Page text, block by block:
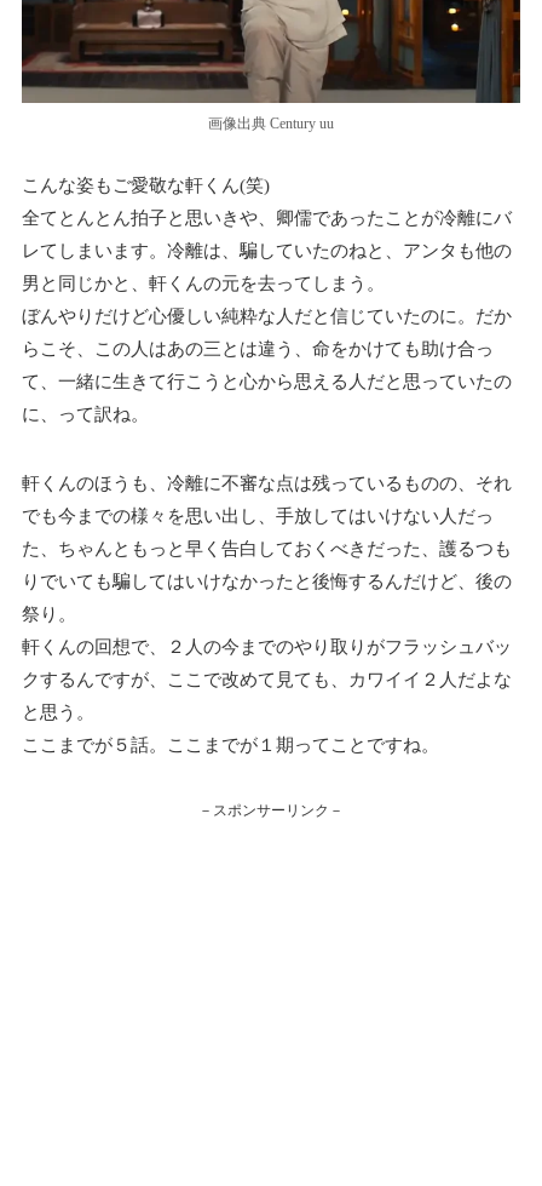
画像出典 Century uu
こんな姿もご愛敬な軒くん(笑)
全てとんとん拍子と思いきや、卿儒であったことが冷離にバ
レてしまいます。冷離は、騙していたのねと、アンタも他の
男と同じかと、軒くんの元を去ってしまう。
ぼんやりだけど心優しい純粋な人だと信じていたのに。だか
らこそ、この人はあの三とは違う、命をかけても助け合っ
て、一緒に生きて行こうと心から思える人だと思っていたの
に、って訳ね。
軒くんのほうも、冷離に不審な点は残っているものの、それ
でも今までの様々を思い出し、手放してはいけない人だっ
た、ちゃんともっと早く告白しておくべきだった、護るつも
りでいても騙してはいけなかったと後悔するんだけど、後の
祭り。
軒くんの回想で、２人の今までのやり取りがフラッシュバッ
クするんですが、ここで改めて見ても、カワイイ２人だよな
と思う。
ここまでが５話。ここまでが１期ってことですね。
－スポンサーリンク－